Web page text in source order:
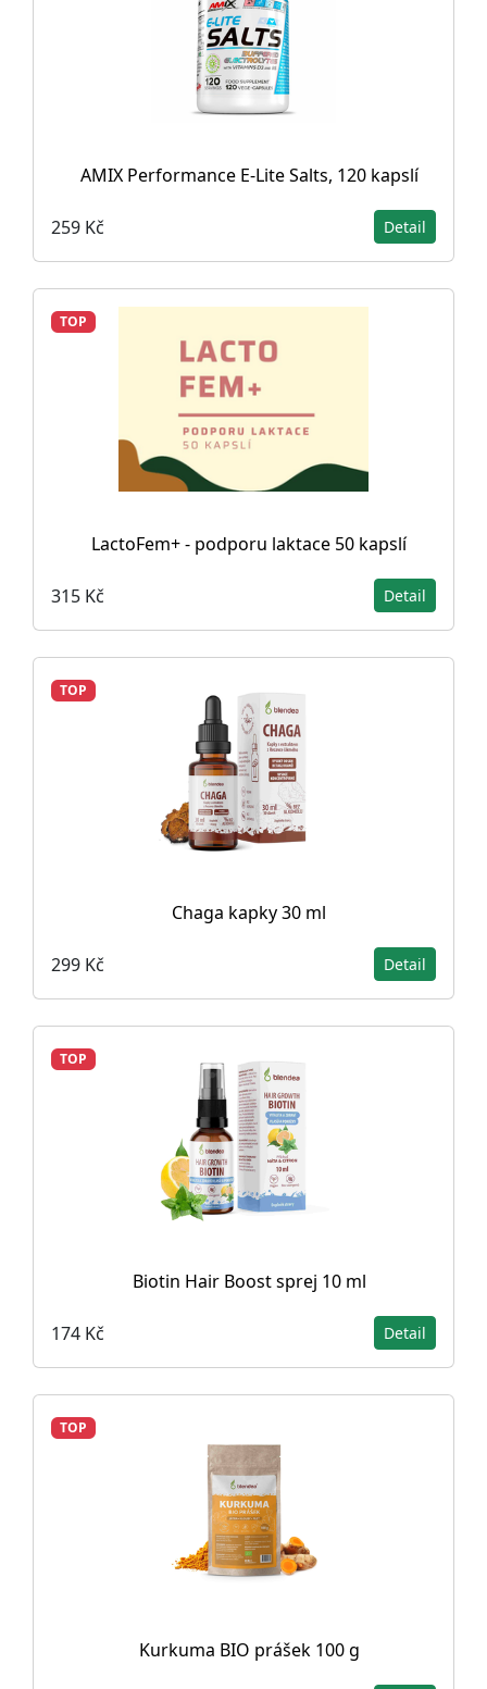
AMIX Performance E-Lite Salts, 120 kapslí
259 Kč Detail
TOP
LactoFem+ - podporu laktace 50 kapslí
315 Kč Detail
TOP
Chaga kapky 30 ml
299 Kč Detail
TOP
Biotin Hair Boost sprej 10 ml
174 Kč Detail
TOP
Kurkuma BIO prášek 100 g